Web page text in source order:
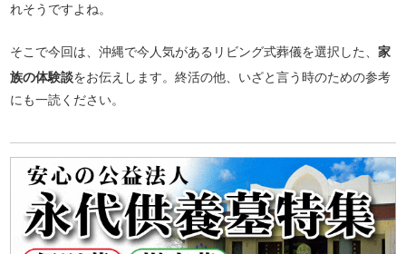
れそうですよね。
そこで今回は、沖縄で今人気があるリビング式葬儀を選択した、家
族の体験談をお伝えします。終活の他、いざと言う時のための参考
にも一読ください。